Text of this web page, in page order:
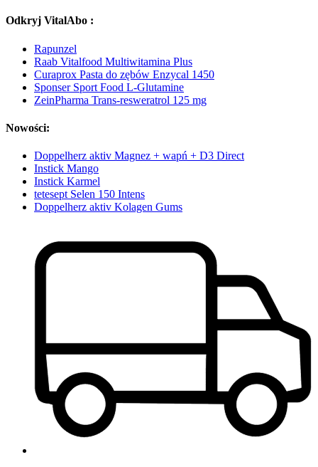
Odkryj VitalAbo :
Rapunzel
Raab Vitalfood Multiwitamina Plus
Curaprox Pasta do zębów Enzycal 1450
Sponser Sport Food L-Glutamine
ZeinPharma Trans-resweratrol 125 mg
Nowości:
Doppelherz aktiv Magnez + wapń + D3 Direct
Instick Mango
Instick Karmel
tetesept Selen 150 Intens
Doppelherz aktiv Kolagen Gums